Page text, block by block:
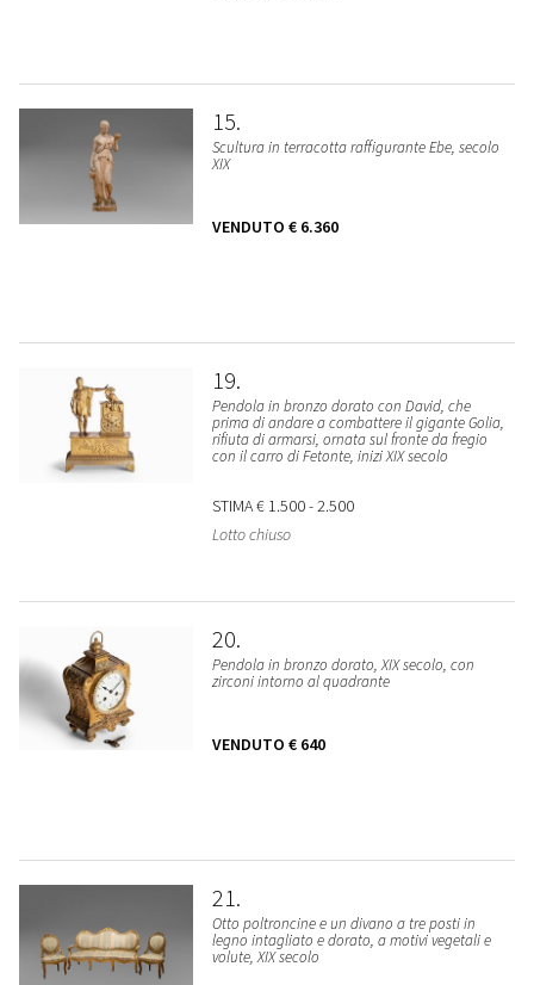
15
Scultura in terracotta raffigurante Ebe, secolo
XIX
VENDUTO € 6.360
19
Pendola in bronzo dorato con David, che
prima di andare a combattere il gigante Golia,
rifiuta di armarsi, ornata sul fronte da fregio
con il carro di Fetonte, inizi XIX secolo
STIMA€ 1.500 - 2.500
Lotto chiuso
20
Pendola in bronzo dorato, XIX secolo, con
zirconi intorno al quadrante
VENDUTO € 640
21
Otto poltroncine e un divano a tre posti in
legno intagliato e dorato, a motivi vegetali e
volute, XIX secolo